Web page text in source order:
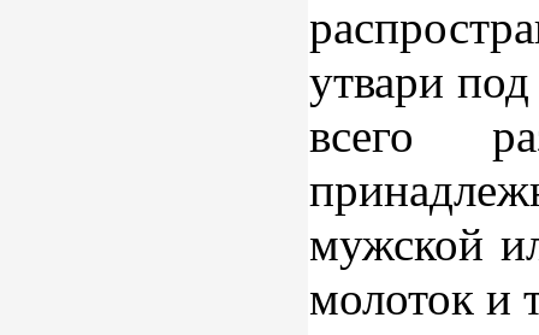
утвари
всего
мужской
молоток и